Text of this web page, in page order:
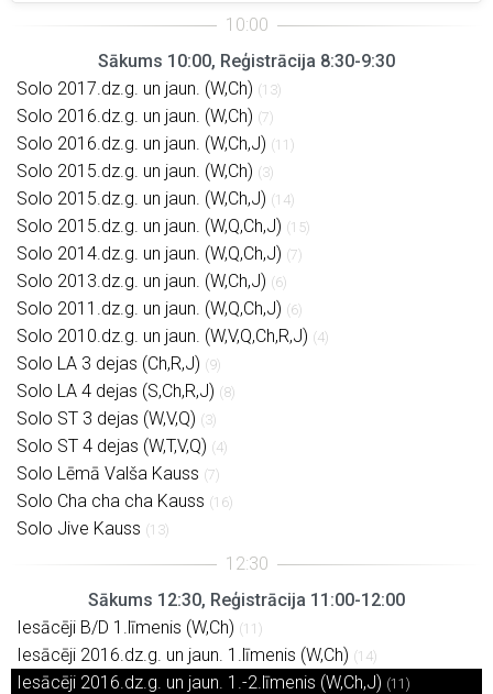
Sākums 10:00, Reģistrācija 8:30-9:30
Solo 2017.dz.g. un jaun. (W,Ch) (13)
Solo 2016.dz.g. un jaun. (W,Ch) (7)
Solo 2016.dz.g. un jaun. (W,Ch,J) (11)
Solo 2015.dz.g. un jaun. (W,Ch) (3)
Solo 2015.dz.g. un jaun. (W,Ch,J) (14)
Solo 2015.dz.g. un jaun. (W,Q,Ch,J) (15)
Solo 2014.dz.g. un jaun. (W,Q,Ch,J) (7)
Solo 2013.dz.g. un jaun. (W,Ch,J) (6)
Solo 2011.dz.g. un jaun. (W,Q,Ch,J) (6)
Solo 2010.dz.g. un jaun. (W,V,Q,Ch,R,J) (4)
Solo LA 3 dejas (Ch,R,J) (9)
Solo LA 4 dejas (S,Ch,R,J) (8)
Solo ST 3 dejas (W,V,Q) (3)
Solo ST 4 dejas (W,T,V,Q) (4)
Solo Lēmā Valša Kauss (7)
Solo Cha cha cha Kauss (16)
Solo Jive Kauss (13)
Sākums 12:30, Reģistrācija 11:00-12:00
Iesācēji B/D 1.līmenis (W,Ch) (11)
Iesācēji 2016.dz.g. un jaun. 1.līmenis (W,Ch) (14)
Iesācēji 2016.dz.g. un jaun. 1.-2.līmenis (W,Ch,J) (11)